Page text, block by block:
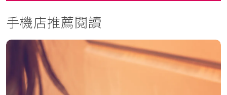
手機店推薦閱讀